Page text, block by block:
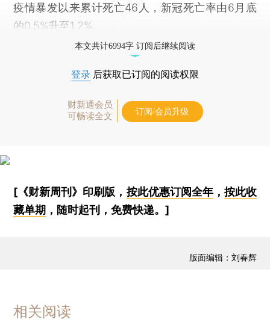
疫情暴发以来累计死亡46人，新冠死亡率由6月底
的0.5%升至1.2%。
本文共计6994字 订阅后继续阅读
登录 后获取已订阅的阅读权限
财新通会员
可畅读全文
订阅/会员升级
[《财新周刊》印刷版， 按此优惠订阅全年， 按此收
藏单期 ，随时起刊，免费快递。]
版面编辑：刘春辉
相关阅读